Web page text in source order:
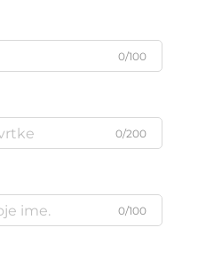
0/100
0/200
0/100